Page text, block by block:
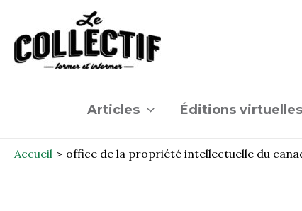
contenu
Articles Éditions virtuelles
Accueil office de la propriété intellectuelle du